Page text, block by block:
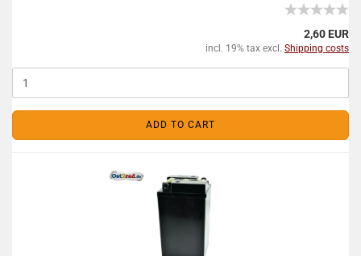
2,60 EUR
incl. 19% tax excl. Shipping costs
ADD TO CART